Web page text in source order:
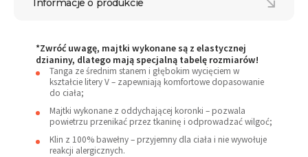
Informacje o produkcie
*Zwróć uwagę, majtki wykonane są z elastycznej
dzianiny, dlatego mają specjalną tabelę rozmiarów!
Tanga ze średnim stanem i głębokim wycięciem w
kształcie litery V – zapewniają komfortowe dopasowanie
do ciała;
Majtki wykonane z oddychającej koronki – pozwala
powietrzu przenikać przez tkaninę i odprowadzać wilgoć;
Klin z 100% bawełny – przyjemny dla ciała i nie wywołuje
reakcji alergicznych.